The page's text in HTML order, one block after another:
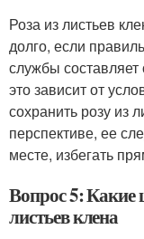
Роза из листьев
долго, если
службы составляет
это зависит от
сохранить розу из
перспективе, ее
месте, избегать
Вопрос 5: Какие
листьев клена